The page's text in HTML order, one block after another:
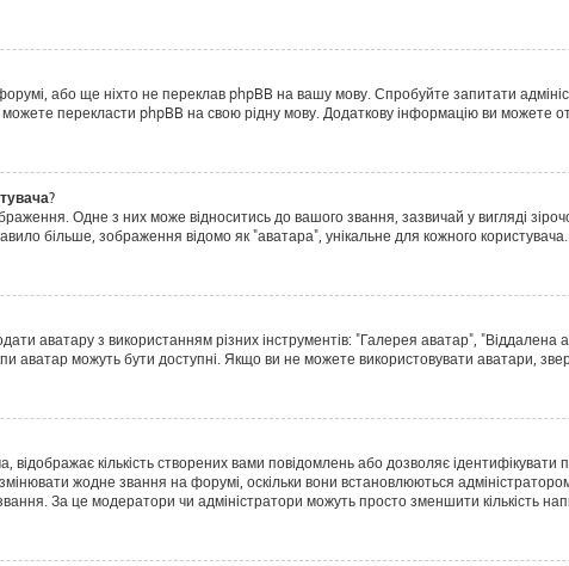
або ще ніхто не переклав phpBB на вашу мову. Спробуйте запитати
можете перекласти phpBB на свою рідну мову. Додаткову інформацію ви можете
Одне з них може відноситись до вашого звання, зазвичай у вигляді
більше, зображення відомо як "аватара", унікальне для кожного користувача.
аватару з використанням різних інструментів: "Галерея аватар",
аватар можуть бути доступні. Якщо ви не можете використовувати аватари,
кількість створених вами повідомлень або дозволяє ідентифікувати
жодне звання на форумі, оскільки вони встановлюються
За це модератори чи адміністратори можуть просто зменшити кількість